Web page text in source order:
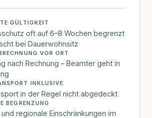
GÜLTIGKEIT
oft auf 6–8 Wochen begrenzt
bei Dauerwohnsitz
VOR ORT
nach Rechnung – Beamter geht in
INKLUSIVE
in der Regel nicht abgedeckt
BEGRENZUNG
regionale Einschränkungen im